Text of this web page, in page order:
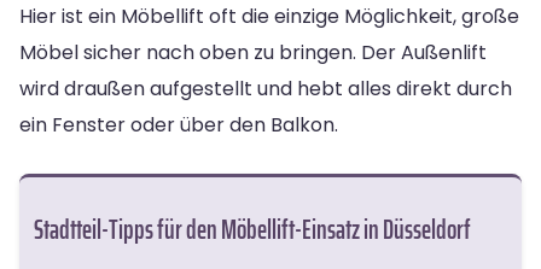
Hier ist ein Möbellift oft die einzige Möglichkeit, große
Möbel sicher nach oben zu bringen. Der Außenlift
wird draußen aufgestellt und hebt alles direkt durch
ein Fenster oder über den Balkon.
Stadtteil-Tipps für den Möbellift-Einsatz in Düsseldorf